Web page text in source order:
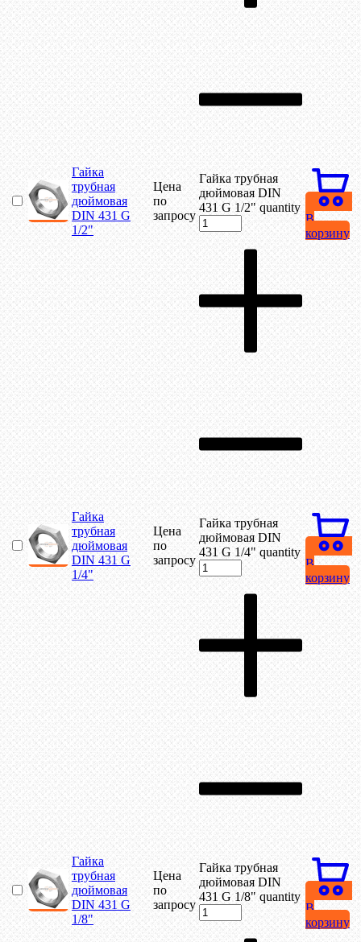
Гайка
трубная
дюймовая
DIN 431 G
1/2"
Цена
по
запросу
Гайка трубная
дюймовая DIN
431 G 1/2" quantity
В
корзину
Гайка
трубная
дюймовая
DIN 431 G
1/4"
Цена
по
запросу
Гайка трубная
дюймовая DIN
431 G 1/4" quantity
В
корзину
Гайка
трубная
дюймовая
DIN 431 G
1/8"
Цена
по
запросу
Гайка трубная
дюймовая DIN
431 G 1/8" quantity
В
корзину